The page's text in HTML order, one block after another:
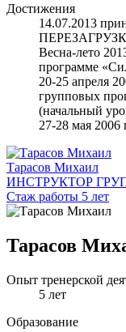
Достижения
14.07.2013
Весна-лето
программе
20-25 апреля
групповых
(начальный
27-28 мая 2006
Тарасов Михаил
ИНСТРУКТОР
Стаж работы 5 лет
Тарасов
Опыт тренерской
5 лет
Образование